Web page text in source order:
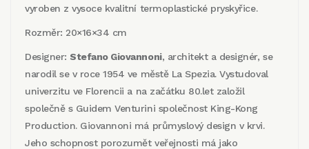
vyroben z vysoce kvalitní termoplastické pryskyřice.
Rozměr: 20×16×34 cm
Designer:Stefano Giovannoni, architekt a designér, se
narodil se v roce 1954 ve městě La Spezia. Vystudoval
univerzitu ve Florencii a na začátku 80.let založil
společně s Guidem Venturini společnost King-Kong
Production. Giovannoni má průmyslový design v krvi.
Jeho schopnost porozumět veřejnosti má jako